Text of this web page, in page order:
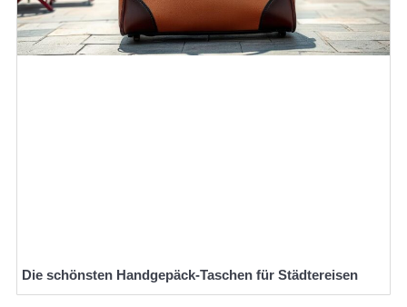
Die schönsten Handgepäck-Taschen für Städtereisen